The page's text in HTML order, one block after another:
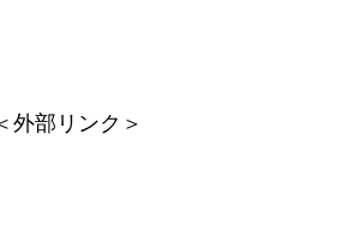
外部リンク＞